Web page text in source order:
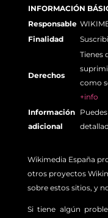
INFORMACIÓN
Responsable
Finalidad
Derechos
Tienes
como
+info
Información
adicional
Wikimedia España
otros proyectos
sobre estos sitios, y
Si tiene algún